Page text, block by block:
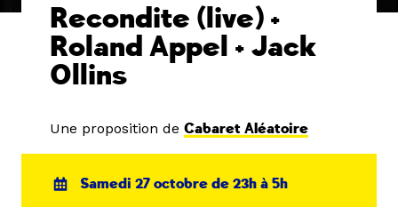
Recondite (live) +
Roland Appel + Jack
Ollins
Une proposition de Cabaret Aléatoire
Samedi 27 octobre de 23h à 5h